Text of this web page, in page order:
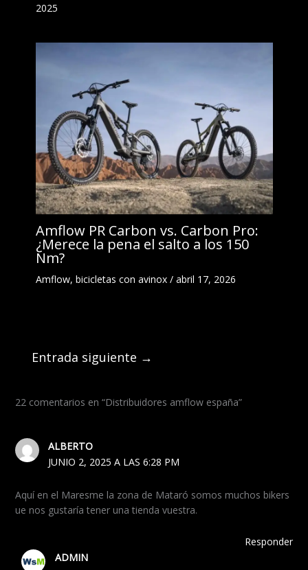
2025
Amflow PR Carbon vs. Carbon Pro:
¿Merece la pena el salto a los 150
Nm?
Amflow, bicicletas con avinox/ abril 17, 2026
Entrada siguiente →
22 comentarios en “Distribuidores amflow españa”
ALBERTO
JUNIO 2, 2025 A LAS 6:28 PM
Aquí en el Maresme la zona de Mataró somos muchos bikers
ue nos gustaría tener una tienda vuestra.
Responder
ADMIN